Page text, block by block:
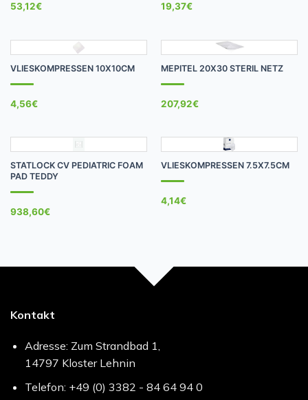
53,12€ 19,37€
VLIESKOMPRESSEN 10X10CM
4,56€
MEPITEL 20X30 STERIL NETZ
207,92€
STATLOCK CV PEDIATRIC FOAM
PAD TEDDY
938,60€
VLIESKOMPRESSEN 7.5X7.5CM
4,14€
Kontakt
Adresse: Zum Strandbad 1,
14797 Kloster Lehnin
Telefon: +49 (0) 3382 - 84 64 94 0